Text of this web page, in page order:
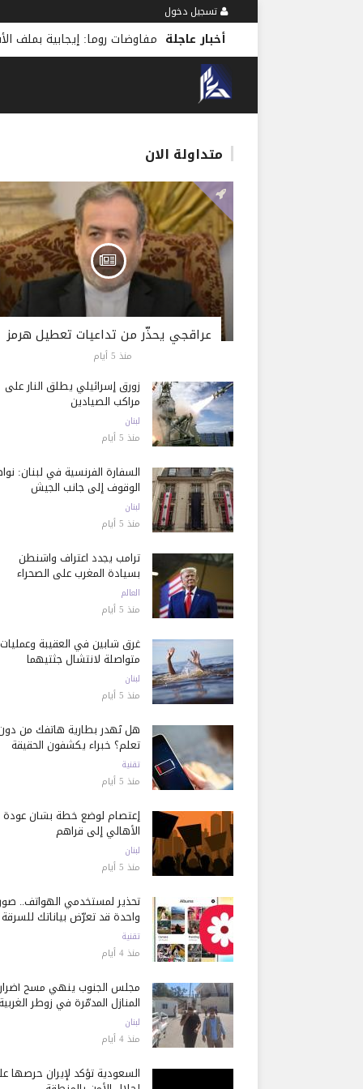
تسجيل دخول
أخبار عاجلة
ولا تقدّم على مستوى المناطق النموذجية-منذ 3 دقائق
متداولة الان
عراقجي يحذّر من تداعيات تعطيل هرمز
منذ 5 أيام
زورق إسرائيلي يطلق النار على
مراكب الصيادين
لبنان
منذ 5 أيام
السفارة الفرنسية في لبنان:
الوقوف إلى جانب الجيش
لبنان
منذ 5 أيام
ترامب يجدد اعتراف واشنطن
بسيادة المغرب على الصحراء
العالم
منذ 5 أيام
غرق شابين في العقيبة وعمليات
متواصلة لانتشال جثتيهما
لبنان
منذ 5 أيام
هل تُهدر بطارية هاتفك من
تعلم؟ خبراء يكشفون الحقيقة
تقنية
منذ 5 أيام
إعتصام لوضع خطة بشأن عودة
الأهالي إلى قراهم
لبنان
منذ 5 أيام
تحذير لمستخدمي الهواتف..
واحدة قد تعرّض بياناتك للسرقة
تقنية
منذ 4 أيام
مجلس الجنوب ينهي مسح أضرار
المنازل المدمّرة في زوطر الغربية
لبنان
منذ 4 أيام
السعودية تؤكد لإيران حرصها